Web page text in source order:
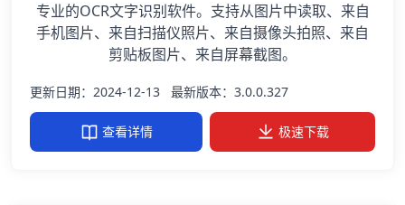
专业的OCR文字识别软件。支持从图片中读取、来自
手机图片、来自扫描仪照片、来自摄像头拍照、来自
剪贴板图片、来自屏幕截图。
更新日期：2024-12-13 最新版本：3.0.0.327
查看详情 极速下载